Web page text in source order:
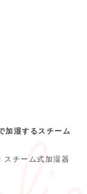
加湿するスチーム
スチーム式加湿器